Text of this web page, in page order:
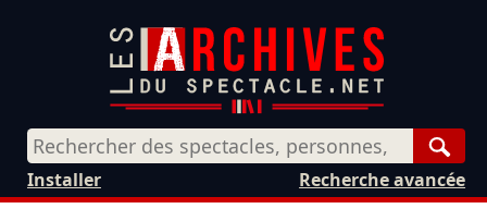
Recherche avancée
Installer